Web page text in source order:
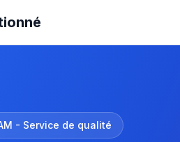
- Service de qualité